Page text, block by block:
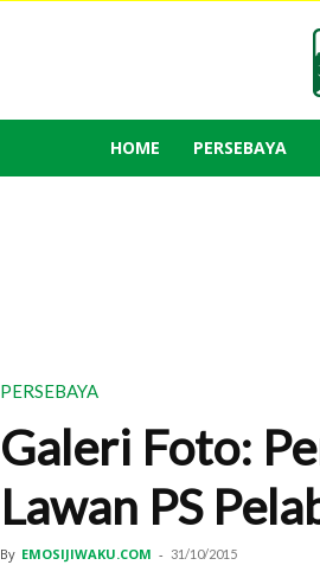
HOME PERSEBAYA
PERSEBAYA
Galeri Foto:
Lawan PS
By EMOSIJIWAKU.COM - 31/10/2015